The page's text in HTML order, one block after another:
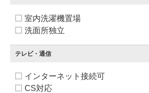
室内洗濯機置場
洗面所独立
テレビ・通信
インターネット接続可
CS対応